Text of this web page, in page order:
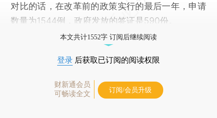
对比的话，在改革前的政策实行的最后一年，申请
数量为1544例，政府发放的签证是590份。
本文共计1552字 订阅后继续阅读
登录 后获取已订阅的阅读权限
财新通会员
可畅读全文
订阅/会员升级